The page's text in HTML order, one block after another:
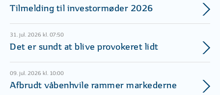
Tilmelding til investormøder 2026
31. jul. 2026 kl. 07:50
Det er sundt at blive provokeret lidt
09. jul. 2026 kl. 10:00
Afbrudt våbenhvile rammer markederne